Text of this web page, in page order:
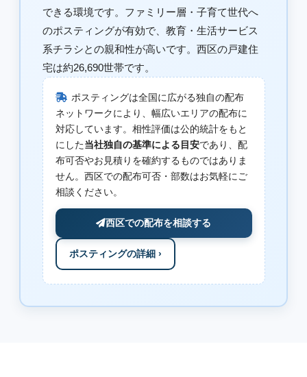
できる環境です。ファミリー層・子育て世代へ
のポスティングが有効で、教育・生活サービス
系チラシとの親和性が高いです。西区の戸建住
宅は約26,690世帯です。
ポスティングは全国に広がる独自の配布
ネットワークにより、幅広いエリアの配布に
対応しています。相性評価は公的統計をもと
にした当社独自の基準による目安であり、配
布可否やお見積りを確約するものではありま
せん。西区での配布可否・部数はお気軽にご
相談ください。
西区での配布を相談する
ポスティングの詳細 ›